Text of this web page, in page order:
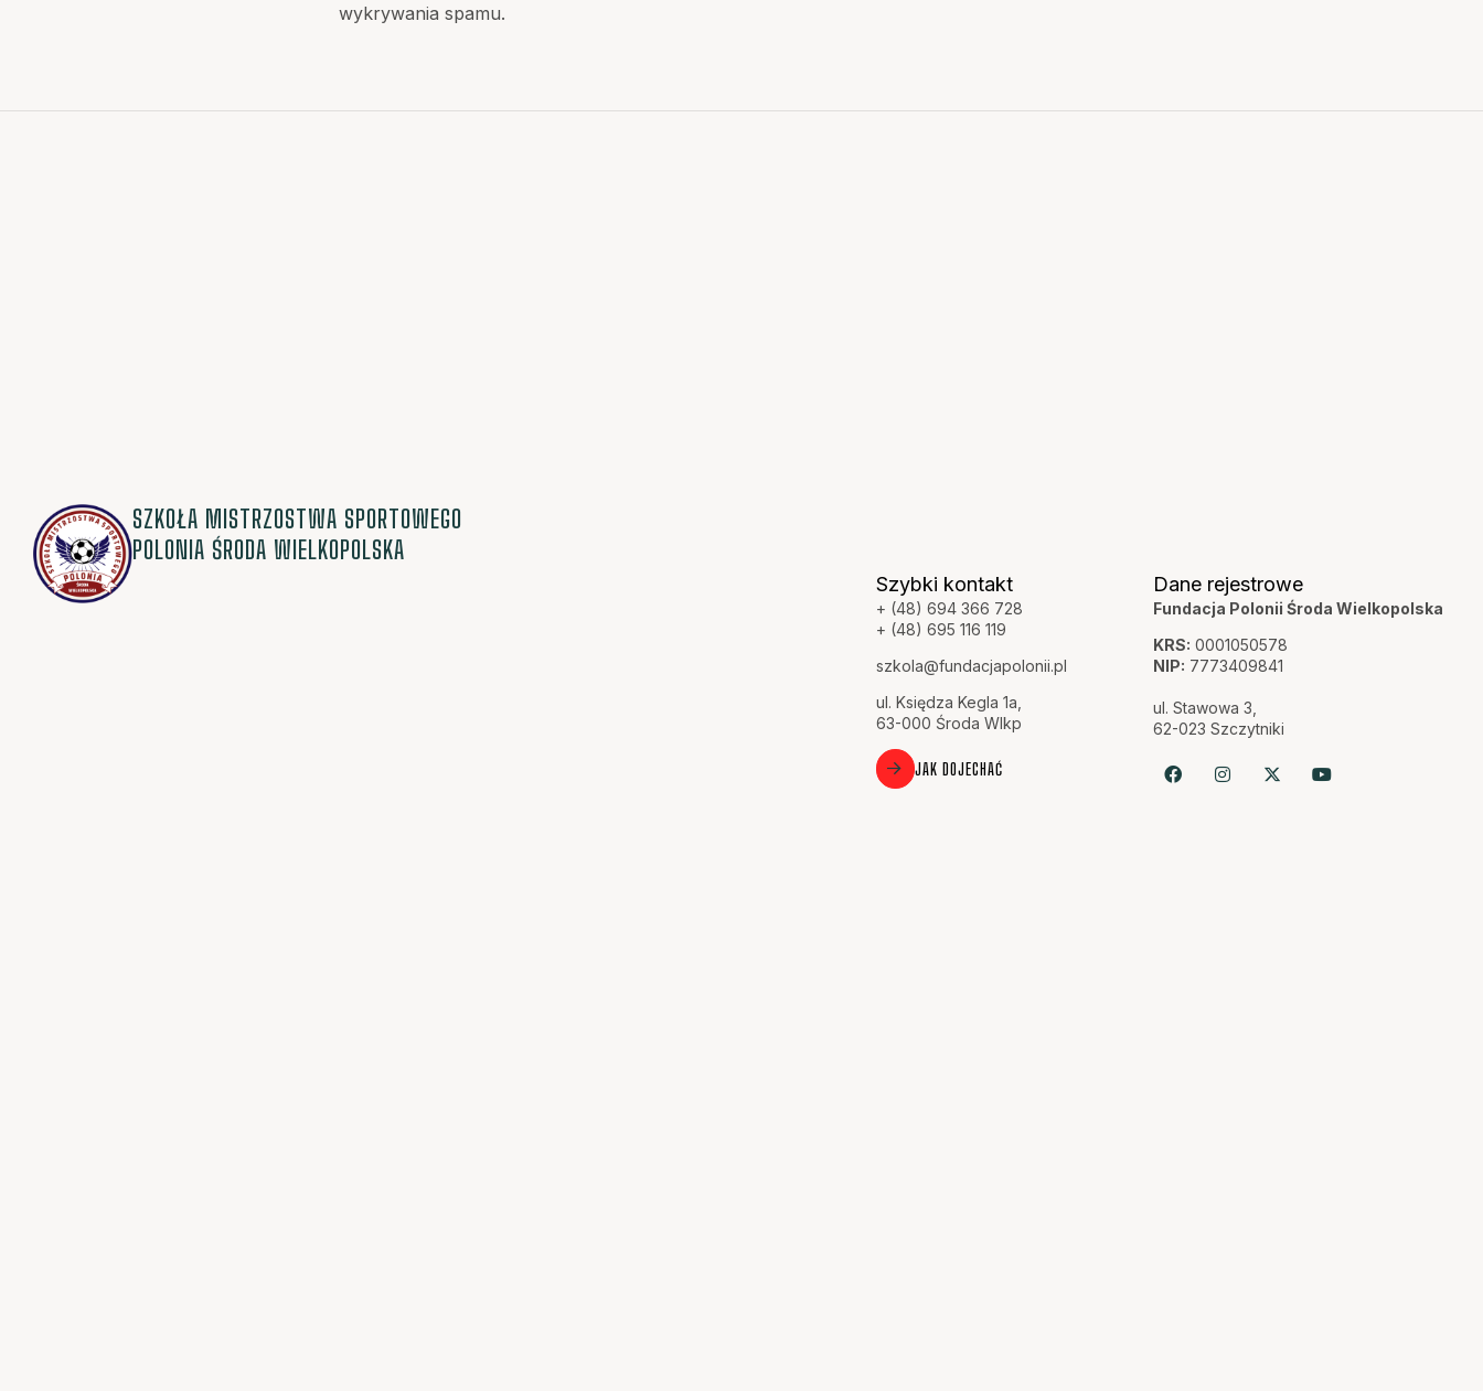
wykrywania spamu.
SZKOŁA MISTRZOSTWA SPORTOWEGO
POLONIA ŚRODA WIELKOPOLSKA
Szybki kontakt
+ (48) 694 366 728
+ (48) 695 116 119
szkola@fundacjapolonii.pl
ul. Księdza Kegla 1a,
63-000 Środa Wlkp
JAK DOJECHAĆ
Dane rejestrowe
Fundacja Polonii Środa Wielkopolska
KRS: 0001050578
NIP: 7773409841
ul. Stawowa 3,
62-023 Szczytniki